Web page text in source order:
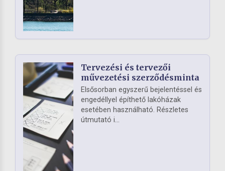
Tervezési és tervezői
művezetési szerződésminta
Elsősorban egyszerű bejelentéssel és
engedéllyel építhető lakóházak
esetében használható. Részletes
útmutató i...